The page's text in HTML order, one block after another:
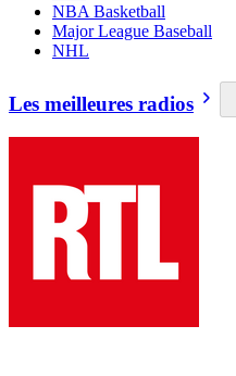
NBA Basketball
Major League Baseball
NHL
Les meilleures radios